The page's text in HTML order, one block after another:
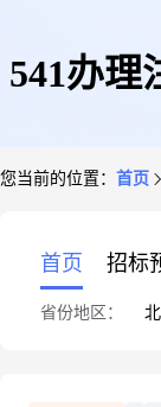
541办理
您当前的位置： 首页
首页 招标
省份地区：